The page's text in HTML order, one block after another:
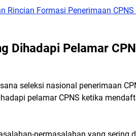
Rincian Formasi Penerimaan CPNS
Dihadapi Pelamar
seleksi nasional penerimaan
pelamar CPNS ketika